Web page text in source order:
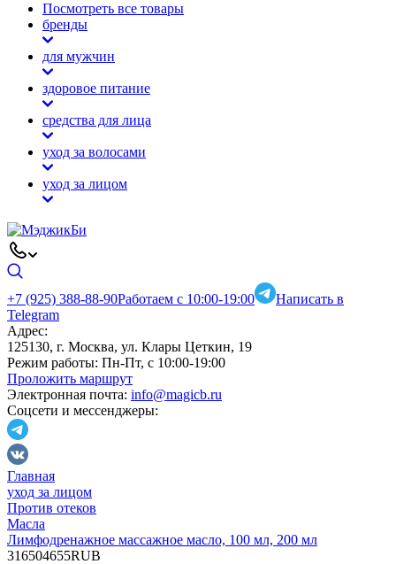
Посмотреть все товары
бренды
для мужчин
здоровое питание
средства для лица
уход за волосами
уход за лицом
+7 (925) 388-88-90Работаем с 10:00-19:00
Написать в
Telegram
Адрес:
125130, г. Москва, ул. Клары Цеткин, 19
Режим работы: Пн-Пт, с 10:00-19:00
Проложить маршрут
Электронная почта: info@magicb.ru
Соцсети и мессенджеры:
Главная
уход за лицом
Против отеков
Масла
Лимфодренажное массажное масло, 100 мл, 200 мл
316504655RUB